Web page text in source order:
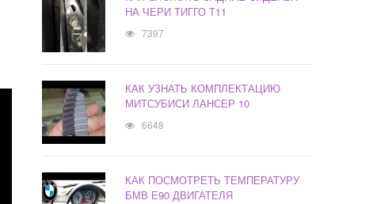
НА ЧЕРИ ТИГГО Т11
7397
КАК УЗНАТЬ КОМПЛЕКТАЦИЮ
МИТСУБИСИ ЛАНСЕР 10
6648
КАК ПОСМОТРЕТЬ ТЕМПЕРАТУРУ
БМВ Е90 ДВИГАТЕЛЯ